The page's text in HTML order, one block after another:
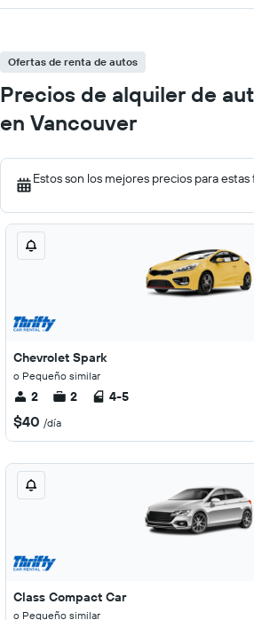
Ofertas de renta de autos
Precios de alquiler de
en Vancouver
Estos son los mejores precios para estas
Chevrolet Spark
o Pequeño similar
2 2 4-5
$40 /día
Class Compact Car
o Pequeño similar